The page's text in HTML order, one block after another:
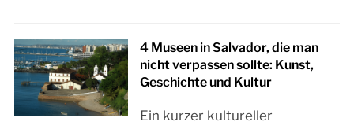
4 Museen in Salvador, die man
nicht verpassen sollte: Kunst,
Geschichte und Kultur
Ein kurzer kultureller